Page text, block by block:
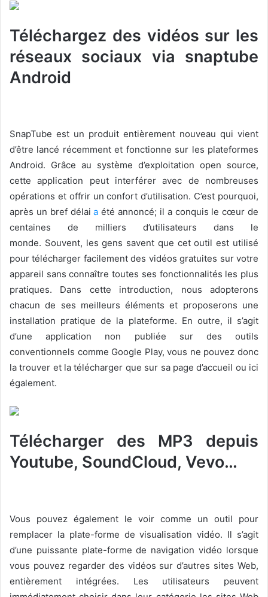
Téléchargez des vidéos sur les
réseaux sociaux via snaptube
Android
SnapTube est un produit entièrement nouveau qui vient
d’être lancé récemment et fonctionne sur les plateformes
Android. Grâce au système d’exploitation open source,
cette application peut interférer avec de nombreuses
opérations et offrir un confort d’utilisation. C’est pourquoi,
après un bref délaia été annoncé; il a conquis le cœur de
centaines de milliers d’utilisateurs dans le
monde. Souvent, les gens savent que cet outil est utilisé
pour télécharger facilement des vidéos gratuites sur votre
appareil sans connaître toutes ses fonctionnalités les plus
pratiques. Dans cette introduction, nous adopterons
chacun de ses meilleurs éléments et proposerons une
installation pratique de la plateforme. En outre, il s’agit
d’une application non publiée sur des outils
conventionnels comme Google Play, vous ne pouvez donc
la trouver et la télécharger que sur sa page d’accueil ou ici
également.
Télécharger des MP3 depuis
Youtube, SoundCloud, Vevo…
Vous pouvez également le voir comme un outil pour
remplacer la plate-forme de visualisation vidéo. Il s’agit
d’une puissante plate-forme de navigation vidéo lorsque
vous pouvez regarder des vidéos sur d’autres sites Web,
entièrement intégrées. Les utilisateurs peuvent